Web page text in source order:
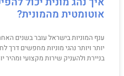
אוטומטית מהמונית?
ענף המוניות בישראל עובר בשנים
יותר ויותר נהגי מוניות מחפשים
בניירת ולהעניק שירות מקצועי ומהיר